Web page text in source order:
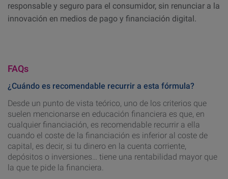
responsable y seguro para el consumidor, sin renunciar a la
innovación en medios de pago y financiación digital.
FAQs
¿Cuándo es recomendable recurrir a esta fórmula?
Desde un punto de vista teórico, uno de los criterios que
suelen mencionarse en educación financiera es que, en
cualquier financiación, es recomendable recurrir a ella
cuando el coste de la financiación es inferior al coste de
capital, es decir, si tu dinero en la cuenta corriente,
depósitos o inversiones… tiene una rentabilidad mayor que
la que te pide la financiera.